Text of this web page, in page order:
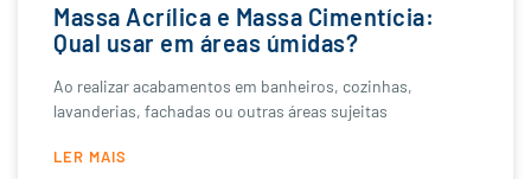
Massa Acrílica e Massa Cimentícia:
Qual usar em áreas úmidas?
Ao realizar acabamentos em banheiros, cozinhas,
lavanderias, fachadas ou outras áreas sujeitas
LER MAIS